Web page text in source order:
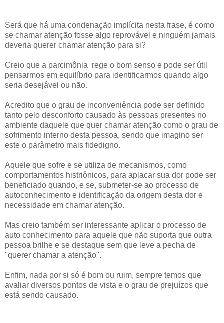
Será que há uma condenação implícita nesta frase, é como
se chamar atenção fosse algo reprovável e ninguém jamais
deveria querer chamar atenção para si?
Creio que a parcimônia rege o bom senso e pode ser útil
pensarmos em equil íbrio para identificarmos quando algo
seria desejável ou não.
Acredito que o grau de inconveniência pode ser definido
tanto pelo desconforto causado às pessoas presentes no
ambiente daquele que quer chamar atenção como o grau de
sofrimento interno desta pessoa, sendo que imagino ser
este o parâmetro mais fidedigno.
Aquele que sofre e se utiliza de mecanismos, como
comportamentos histriônicos, para aplacar sua dor pode ser
beneficiado quando, e se, submeter-se ao processo de
autoconhecimento e identificação da origem desta dor e
necessidade em chamar atenção.
Mas creio também ser interessante aplicar o processo de
auto conhecimento para aquele que não suporta que outra
pessoa brilhe e se destaque sem que leve a pecha de
"querer chamar a atenção".
Enfim, nada por si só é bom ou ruim, sempre temos que
avaliar diversos pontos de vista e o grau de prejuízos que
está sendo causado.